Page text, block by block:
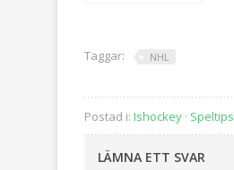
Taggar: NHL
Postad i: Ishockey · Speltips
LÄMNA ETT SVAR